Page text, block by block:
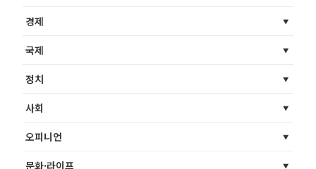
경제
국제
정치
사회
오피니언
문화·라이프